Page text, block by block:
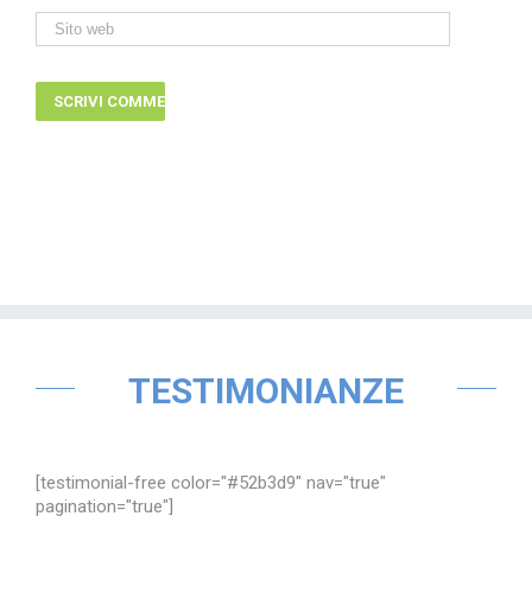
TESTIMONIANZE
[testimonial-free color="#52b3d9" nav="true"
pagination="true"]